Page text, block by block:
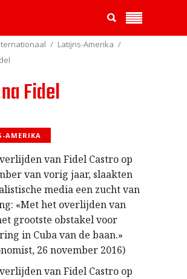
Latijns-Amerika
Fidel
AMERIKA
van Fidel Castro op
van vorig jaar, slaakten
media een zucht van
«Met het overlijden van
grootste obstakel voor
in Cuba van de baan.»
26 november 2016)
van Fidel Castro op